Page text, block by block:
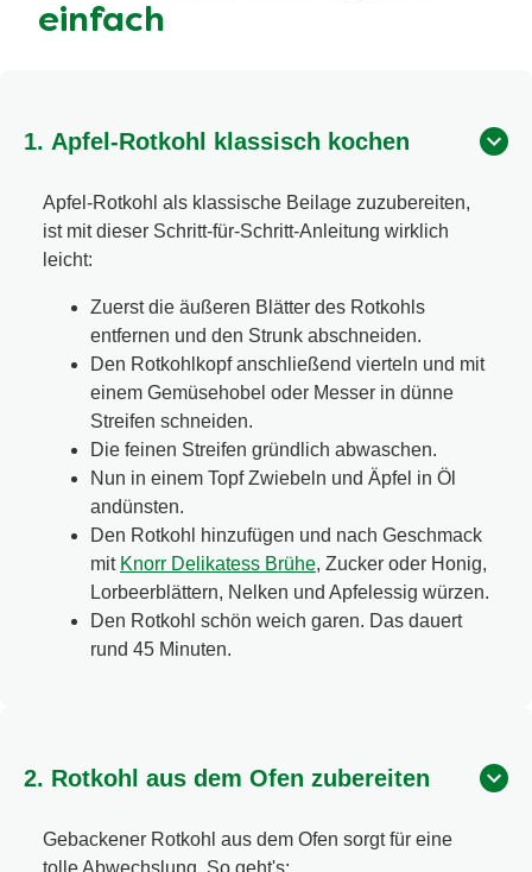
einfach
1. Apfel-Rotkohl klassisch kochen
Apfel-Rotkohl als klassische Beilage zuzubereiten,
ist mit dieser Schritt-für-Schritt-Anleitung wirklich
leicht:
Zuerst die äußeren Blätter des Rotkohls
entfernen und den Strunk abschneiden.
Den Rotkohlkopf anschließend vierteln und mit
einem Gemüsehobel oder Messer in dünne
Streifen schneiden.
Die feinen Streifen gründlich abwaschen.
Nun in einem Topf Zwiebeln und Äpfel in Öl
andünsten.
Den Rotkohl hinzufügen und nach Geschmack
mit Knorr Delikatess Brühe, Zucker oder Honig,
Lorbeerblättern, Nelken und Apfelessig würzen.
Den Rotkohl schön weich garen. Das dauert
rund 45 Minuten.
2. Rotkohl aus dem Ofen zubereiten
Gebackener Rotkohl aus dem Ofen sorgt für eine